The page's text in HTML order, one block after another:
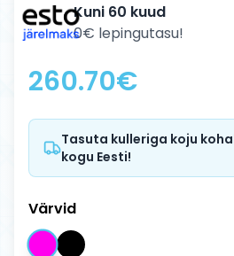
Kuni 60 kuud
0€ lepingutasu!
260.70€
Tasuta kulleriga koju
kogu Eesti!
Värvid